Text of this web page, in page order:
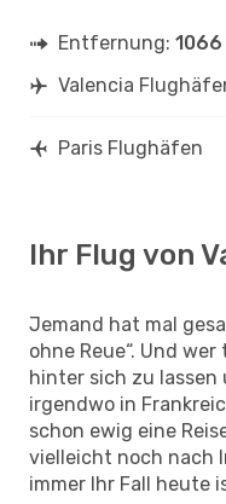
Entfernung: 1066
Valencia
Paris Flughäfen
Ihr Flug von
Jemand hat mal
ohne Reue“. Und
hinter sich zu lassen
irgendwo in
schon ewig eine
vielleicht noch nach
immer Ihr Fall heute